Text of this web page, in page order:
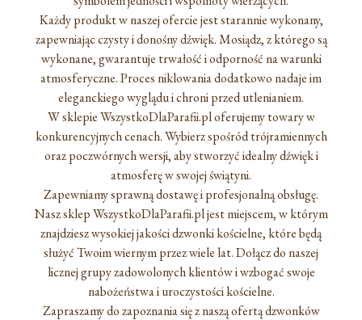
Każdy produkt w naszej ofercie jest starannie wykonany,
zapewniając czysty i donośny dźwięk. Mosiądz, z którego są
wykonane, gwarantuje trwałość i odporność na warunki
atmosferyczne. Proces niklowania dodatkowo nadaje im
eleganckiego wyglądu i chroni przed utlenianiem.
W sklepie WszystkoDlaParafii.pl oferujemy towary w
konkurencyjnych cenach. Wybierz spośród trójramiennych
oraz poczwórnych wersji, aby stworzyć idealny dźwięk i
atmosferę w swojej świątyni.
Zapewniamy sprawną dostawę i profesjonalną obsługę.
Nasz sklep WszystkoDlaParafii.pl jest miejscem, w którym
znajdziesz wysokiej jakości dzwonki kościelne, które będą
służyć Twoim wiernym przez wiele lat. Dołącz do naszej
licznej grupy zadowolonych klientów i wzbogać swoje
nabożeństwa i uroczystości kościelne.
Zapraszamy do zapoznania się z naszą ofertą dzwonków